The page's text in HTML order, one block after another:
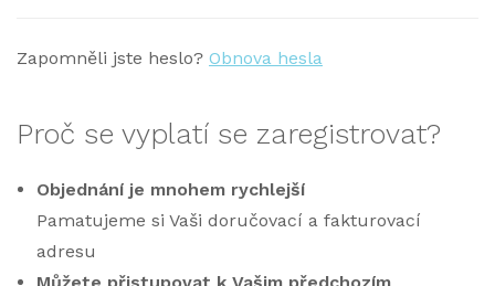
Zapomněli jste heslo? Obnova hesla
Proč se vyplatí se zaregistrovat?
Objednání je mnohem rychlejší
Pamatujeme si Vaši doručovací a fakturovací
adresu